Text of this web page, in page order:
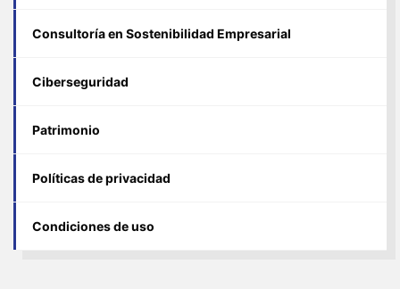
Consultoría en Sostenibilidad Empresarial
Ciberseguridad
Patrimonio
Políticas de privacidad
Condiciones de uso